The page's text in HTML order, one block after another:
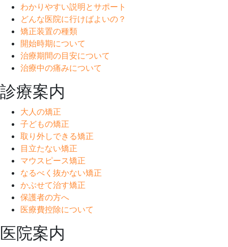
わかりやすい説明とサポート
どんな医院に行けばよいの？
矯正装置の種類
開始時期について
治療期間の目安について
治療中の痛みについて
診療案内
大人の矯正
子どもの矯正
取り外しできる矯正
目立たない矯正
マウスピース矯正
なるべく抜かない矯正
かぶせて治す矯正
保護者の方へ
医療費控除について
医院案内